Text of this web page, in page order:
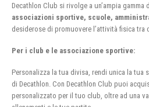
Decathlon Club si rivolge a un’ampia
associazioni sportive, scuole,
desiderose di promuovere l’attività fisica tra
Per i club e le associazione sportive:
Personalizza la tua divisa, rendi unica la tua
di Decathlon. Con Decathlon Club puoi
personalizzato per il tuo club, oltre ad una